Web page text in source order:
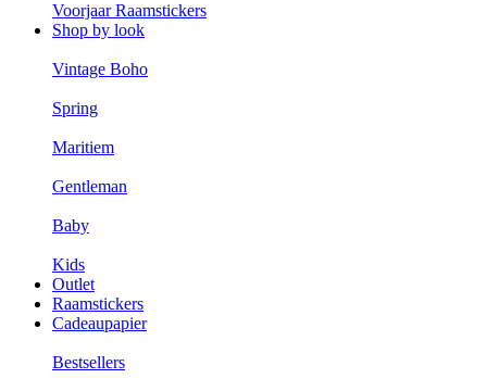
Voorjaar Raamstickers
Shop by look
Vintage Boho
Spring
Maritiem
Gentleman
Baby
Kids
Outlet
Raamstickers
Cadeaupapier
Bestsellers